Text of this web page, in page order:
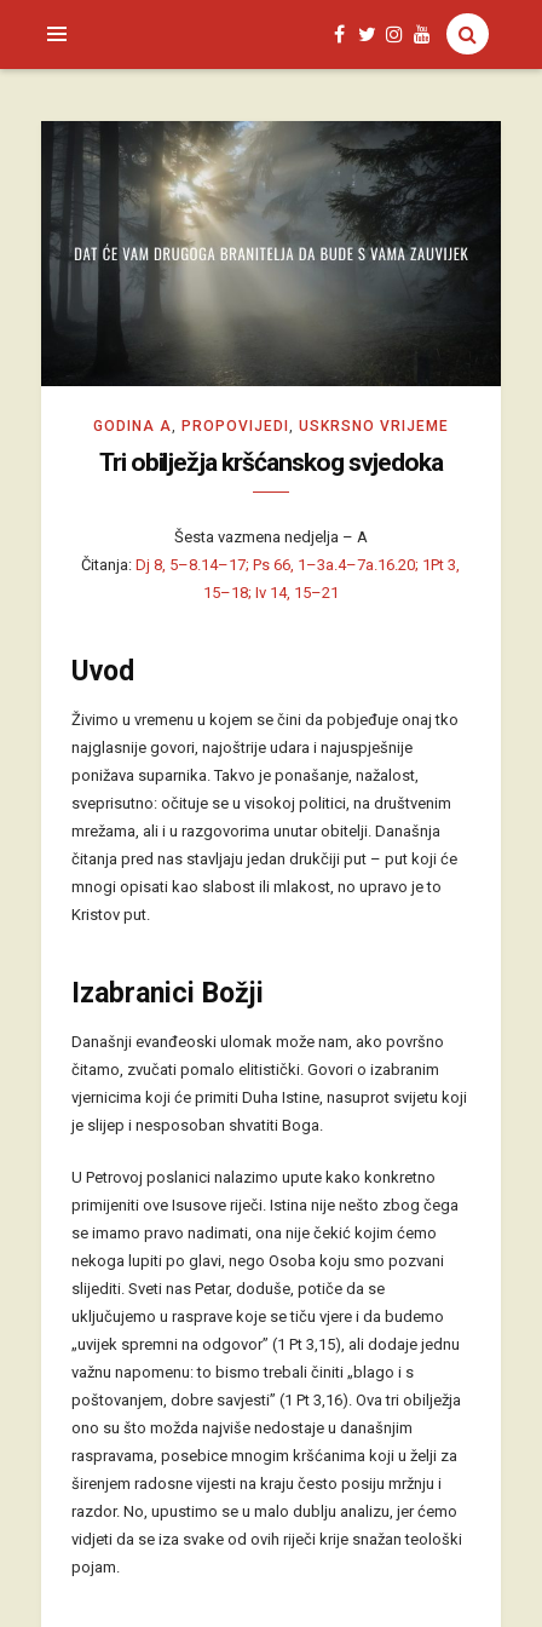
SAGUD.XYZ
GODINA A PROPOVIJEDI USKRSNO VRIJEME
Tri obilježja kršćanskog svjedoka
Šesta vazmena nedjelja – A
Čitanja:Dj 8, 5–8.14–17; Ps 66, 1–3a.4–7a.16.20; 1Pt 3,
15–18; Iv 14, 15–21
Uvod
Živimo u vremenu u kojem se čini da pobjeđuje onaj tko
najglasnije govori, najoštrije udara i najuspješnije
ponižava suparnika. Takvo je ponašanje, nažalost,
sveprisutno: očituje se u visokoj politici, na društvenim
mrežama, ali i u razgovorima unutar obitelji. Današnja
čitanja pred nas stavljaju jedan drukčiji put – put koji će
mnogi opisati kao slabost ili mlakost, no upravo je to
Kristov put.
Izabranici Božji
Današnji evanđeoski ulomak može nam, ako površno
čitamo, zvučati pomalo elitistički. Govori o izabranim
vjernicima koji će primiti Duha Istine, nasuprot svijetu koji
je slijep i nesposoban shvatiti Boga.
U Petrovoj poslanici nalazimo upute kako konkretno
primijeniti ove Isusove riječi. Istina nije nešto zbog čega
se imamo pravo nadimati, ona nije čekić kojim ćemo
nekoga lupiti po glavi, nego Osoba koju smo pozvani
slijediti. Sveti nas Petar, doduše, potiče da se
uključujemo u rasprave koje se tiču vjere i da budemo
„uvijek spremni na odgovor” (1 Pt 3,15), ali dodaje jednu
važnu napomenu: to bismo trebali činiti „blago i s
poštovanjem, dobre savjesti” (1 Pt 3,16). Ova tri obilježja
ono su što možda najviše nedostaje u današnjim
raspravama, posebice mnogim kršćanima koji u želji za
širenjem radosne vijesti na kraju često posiju mržnju i
razdor. No, upustimo se u malo dublju analizu, jer ćemo
vidjeti da se iza svake od ovih riječi krije snažan teološki
pojam.